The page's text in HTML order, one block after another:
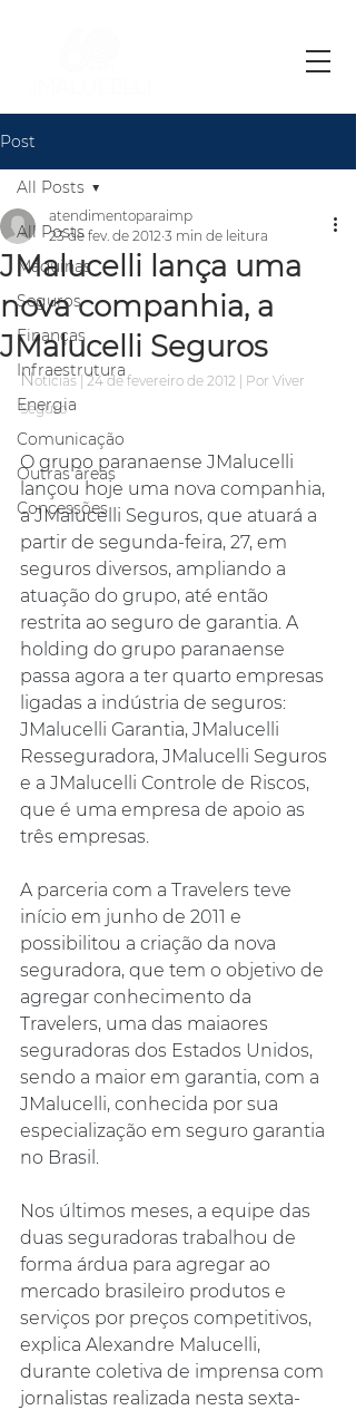
Post
All Posts
Máquinas
Seguros
Finanças
Infraestrutura
Energia
Comunicação
Outras áreas
Concessões
All Posts
JMalucelli lança uma
nova companhia, a
JMalucelli Seguros
atendimentoparaimp
23 de fev. de 2012 3 min de leitura
Notícias | 24 de fevereiro de 2012 | Por Viver
Seguro
O grupo paranaense JMalucelli
lançou hoje uma nova companhia,
a JMalucelli Seguros, que atuará a
partir de segunda-feira, 27, em
seguros diversos, ampliando a
atuação do grupo, até então
restrita ao seguro de garantia. A
holding do grupo paranaense
passa agora a ter quarto empresas
ligadas a indústria de seguros:
JMalucelli Garantia, JMalucelli
Resseguradora, JMalucelli Seguros
e a JMalucelli Controle de Riscos,
que é uma empresa de apoio as
três empresas.
A parceria com a Travelers teve
início em junho de 2011 e
possibilitou a criação da nova
seguradora, que tem o objetivo de
agregar conhecimento da
Travelers, uma das maiaores
seguradoras dos Estados Unidos,
sendo a maior em garantia, com a
JMalucelli, conhecida por sua
especialização em seguro garantia
no Brasil.
Nos últimos meses, a equipe das
duas seguradoras trabalhou de
forma árdua para agregar ao
mercado brasileiro produtos e
serviços por preços competitivos,
explica Alexandre Malucelli,
durante coletiva de imprensa com
jornalistas realizada nesta sexta-